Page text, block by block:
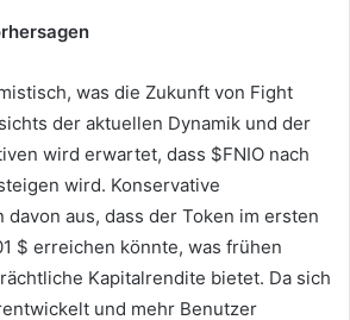
was die Zukunft von Fight
der aktuellen Dynamik und der
wird erwartet, dass $FNIO nach
wird. Konservative
davon aus, dass der Token im ersten
$ erreichen könnte, was frühen
Kapitalrendite bietet. Da sich
und mehr Benutzer